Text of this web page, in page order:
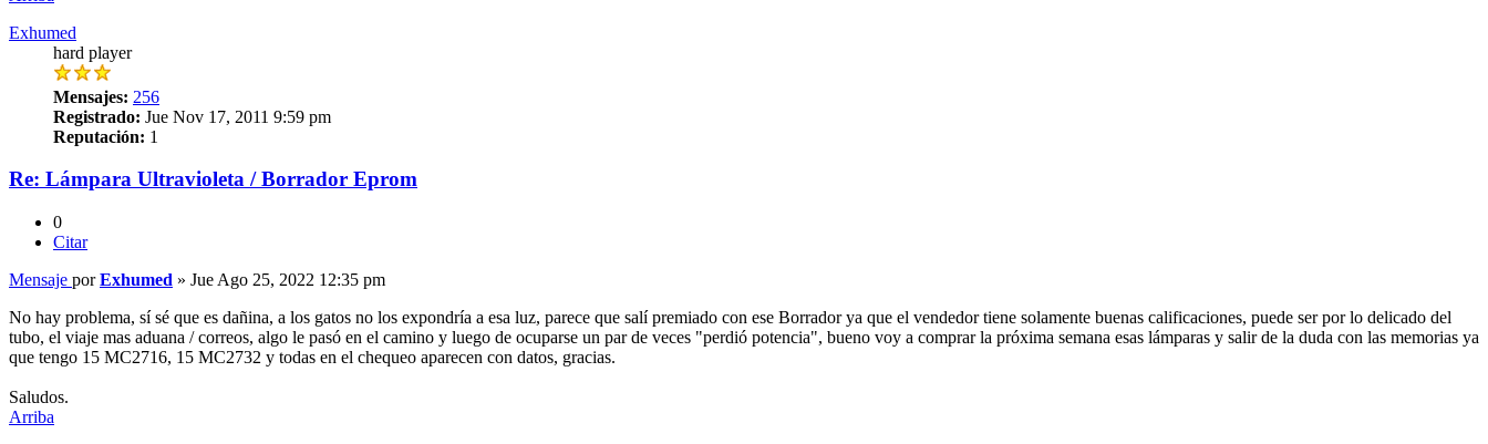
Exhumed
hard player
Mensajes: 256
Registrado: Jue Nov 17, 2011 9:59 pm
Reputación: 1
Re: Lámpara Ultravioleta / Borrador Eprom
0
Citar
Mensaje porExhumed » Jue Ago 25, 2022 12:35 pm
No hay problema, sí sé que es dañina, a los gatos no los expondría a esa luz, parece que salí premiado con ese Borrador ya que el vendedor tiene solamente buenas calificaciones, puede ser por lo delicado del
tubo, el viaje mas aduana / correos, algo le pasó en el camino y luego de ocuparse un par de veces "perdió potencia", bueno voy a comprar la próxima semana esas lámparas y salir de la duda con las memorias ya
que tengo 15 MC2716, 15 MC2732 y todas en el chequeo aparecen con datos, gracias.
Saludos.
Arriba